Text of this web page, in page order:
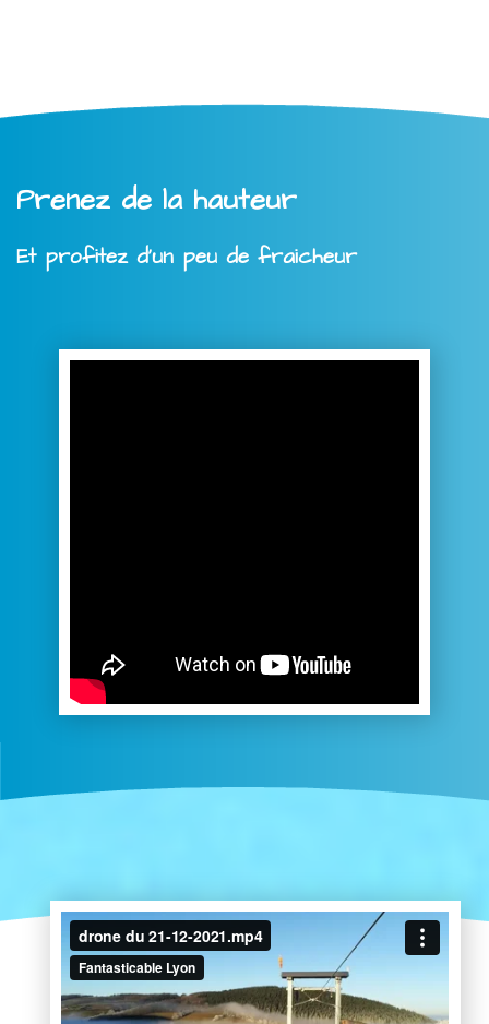
Prenez de la hauteur
Et profitez d'un peu de fraicheur